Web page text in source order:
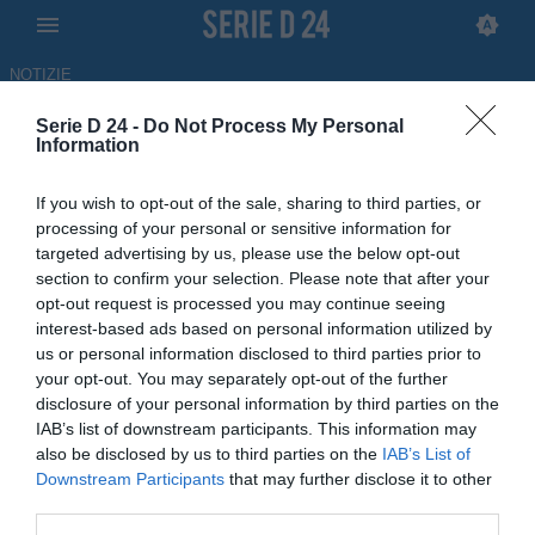
Serie D 24 - Do Not Process My Personal
Information
If you wish to opt-out of the sale, sharing to third parties, or
processing of your personal or sensitive information for
targeted advertising by us, please use the below opt-out
section to confirm your selection. Please note that after your
opt-out request is processed you may continue seeing
interest-based ads based on personal information utilized by
us or personal information disclosed to third parties prior to
your opt-out. You may separately opt-out of the further
disclosure of your personal information by third parties on the
IAB’s list of downstream participants. This information may
also be disclosed by us to third parties on the IAB’s List of
Downstream Participants that may further disclose it to other
NOTIZIE
Nissa, Giovannone: "Grande
stima per Matachione, credevo
di rincorrere la Reggina"
ULTIM'ORA
16.04.2026 19:00 di Gennaro Dimonte
Le parole del presidente del club nisseno durante il confronto con il
numero uno del Savoia Nazario Matacchione su SerieD24Talk